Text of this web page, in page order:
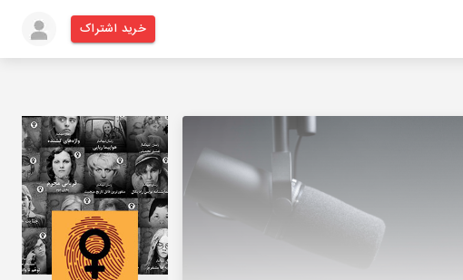
خرید اشتراک